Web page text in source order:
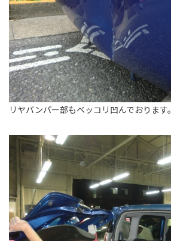
リヤバンパー部もベッコリ凹んでおります。